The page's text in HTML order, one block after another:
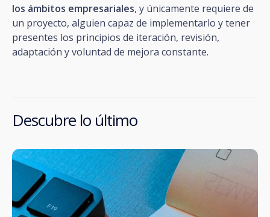
los ámbitos empresariales, y únicamente requiere de
un proyecto, alguien capaz de implementarlo y tener
presentes los principios de iteración, revisión,
adaptación y voluntad de mejora constante.
Descubre lo último